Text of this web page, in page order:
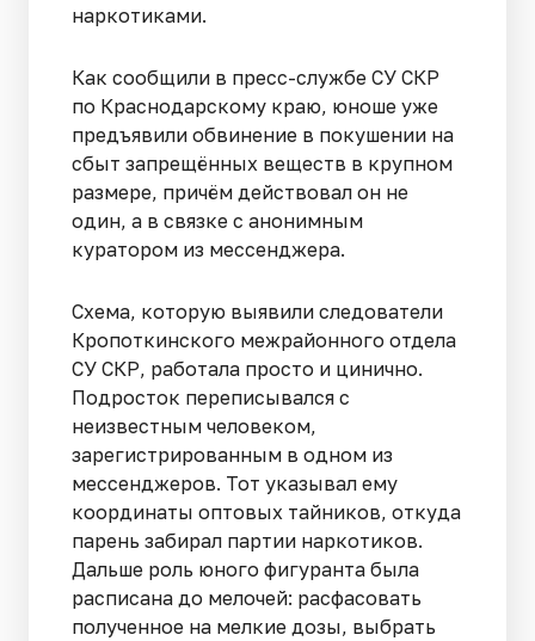
наркотиками.
Как сообщили в пресс-службе СУ СКР
по Краснодарскому краю, юноше уже
предъявили обвинение в покушении на
сбыт запрещённых веществ в крупном
размере, причём действовал он не
один, а в связке с анонимным
куратором из мессенджера.
Схема, которую выявили следователи
Кропоткинского межрайонного отдела
СУ СКР, работала просто и цинично.
Подросток переписывался с
неизвестным человеком,
зарегистрированным в одном из
мессенджеров. Тот указывал ему
координаты оптовых тайников, откуда
парень забирал партии наркотиков.
Дальше роль юного фигуранта была
расписана до мелочей: расфасовать
полученное на мелкие дозы, выбрать